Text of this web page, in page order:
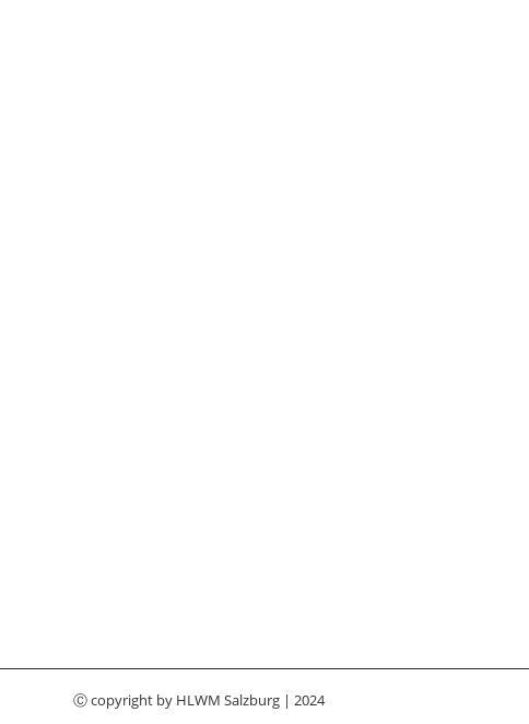
Ⓒ copyright by HLWM Salzburg | 2024